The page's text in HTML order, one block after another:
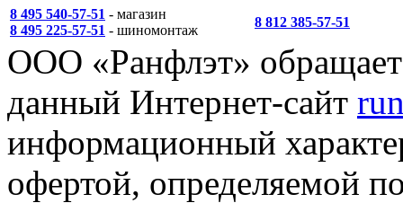
8 495 540-57-51 - магазин
8 495 225-57-51 - шиномонтаж
8 812 385-57-51
ООО «Ранфлэт»
данный Интернет-сайт
информационный
офертой, определяемой